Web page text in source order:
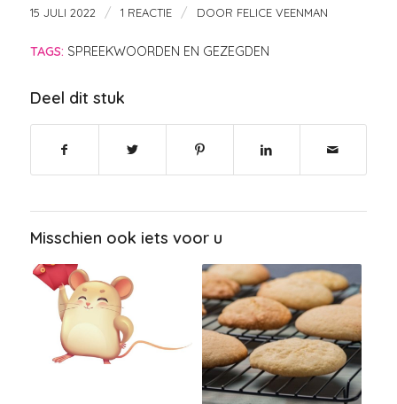
15 JULI 2022 / 1 REACTIE / DOOR FELICE VEENMAN
TAGS: SPREEKWOORDEN EN GEZEGDEN
Deel dit stuk
Misschien ook iets voor u